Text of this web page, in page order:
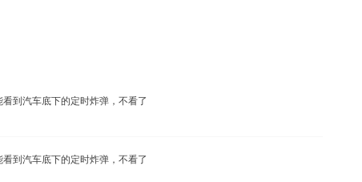
到汽车底下的定时炸弹，不看了
到汽车底下的定时炸弹，不看了